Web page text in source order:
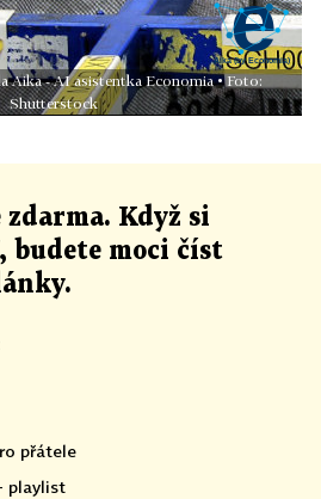
Aika - AI asistentka Economia • Foto:
Shutterstock
zdarma. Když si
budete moci číst
.
přátele
playlist